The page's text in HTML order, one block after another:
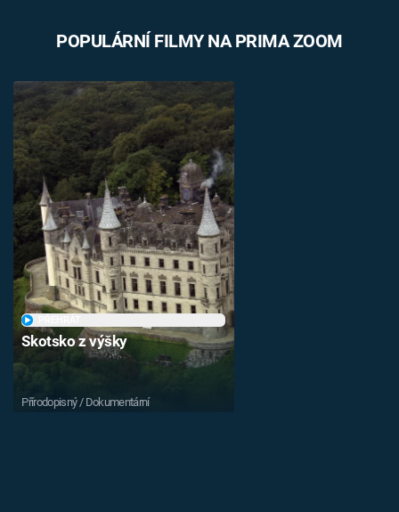
POPULÁRNÍ FILMY NA PRIMA ZOOM
Skotsko z výšky
Přírodopisný / Dokumentární